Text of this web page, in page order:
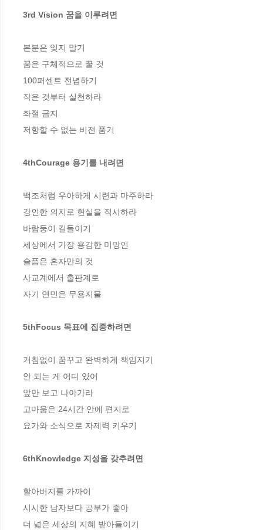
3rd Vision 꿈을 이루려면
본분은 잊지 말기
꿈은 구체적으로 꿀 것
100퍼센트 전념하기
작은 것부터 실천하라
좌절 금지
저항할 수 없는 비전 품기
4thCourage 용기를 내려면
백조처럼 우아하게 시련과 마주하라
강인한 의지로 현실을 직시하라
바람둥이 길들이기
세상에서 가장 용감한 미망인
슬픔은 혼자만의 것
사교계에서 출판계로
자기 연민은 무용지물
5thFocus 목표에 집중하려면
거침없이 꿈꾸고 완벽하게 책임지기
안 되는 게 어디 있어
앞만 보고 나아가라
고마움은 24시간 안에 편지로
요가와 소식으로 자제력 키우기
6thKnowledge 지성을 갖추려면
할아버지를 가까이
시시한 남자보다 공부가 좋아
더 넓은 세상의 지혜 받아들이기